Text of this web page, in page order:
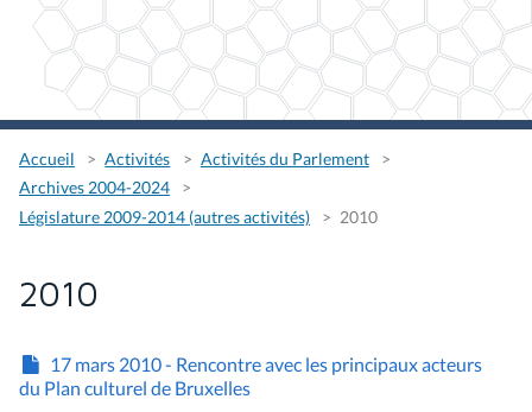
Accueil Activités
Activités du Parlement
Archives 2004-2024
Législature 2009-2014 (autres activités)
2010
2010
17 mars 2010 - Rencontre avec les principaux acteurs
du Plan culturel de Bruxelles